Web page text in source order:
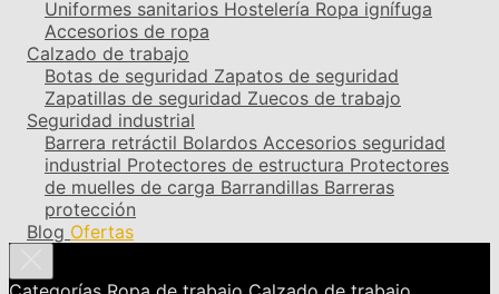
Uniformes sanitarios Hostelería Ropa ignífuga
Accesorios de ropa
Calzado de trabajo
Botas de seguridad Zapatos de seguridad
Zapatillas de seguridad Zuecos de trabajo
Seguridad industrial
Barrera retráctil Bolardos Accesorios seguridad
industrial Protectores de estructura Protectores
de muelles de carga Barrandillas Barreras
protección
Blog Ofertas